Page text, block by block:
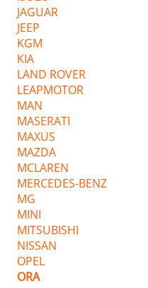
JAGUAR
JEEP
KGM
KIA
LAND ROVER
LEAPMOTOR
MAN
MASERATI
MAXUS
MAZDA
MCLAREN
MERCEDES-BENZ
MG
MINI
MITSUBISHI
NISSAN
OPEL
ORA